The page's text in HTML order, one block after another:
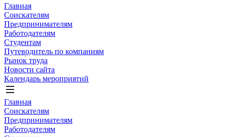
Главная
Соискателям
Предпринимателям
Работодателям
Студентам
Путеводитель по компаниям
Рынок труда
Новости сайта
Календарь мероприятий
Главная
Соискателям
Предпринимателям
Работодателям